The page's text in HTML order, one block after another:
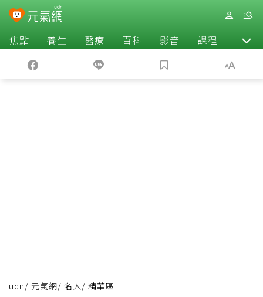
焦點 養生 醫療 百科 影音 課程 退休
udn/ 元氣網/ 名人/ 精華區